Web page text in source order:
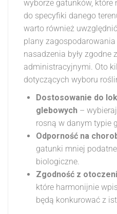
wyborze gatunków,
do specyfiki danego
warto również
plany
nasadzenia były zgodne
administracyjnymi. Oto
dotyczących wyboru
Dostosowanie do
glebowych –
rosną w danym typie
Odporność na
gatunki mniej
biologiczne.
Zgodność z
które harmonijnie
będą konkurować z